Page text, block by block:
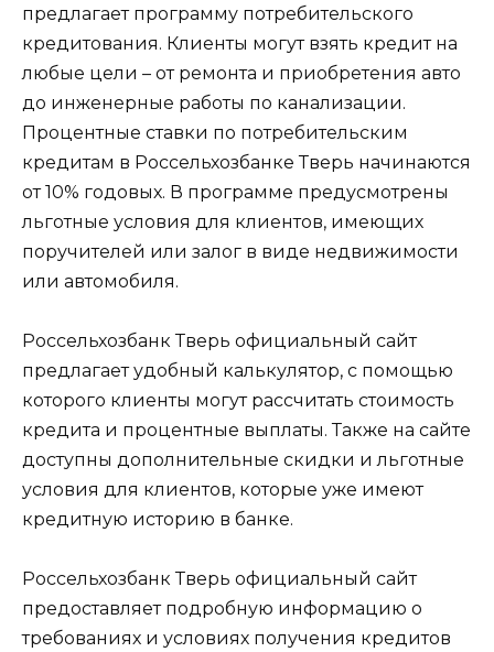
предлагает программу потребительского
кредитования. Клиенты могут взять кредит на
любые цели – от ремонта и приобретения авто
до инженерные работы по канализации.
Процентные ставки по потребительским
кредитам в Россельхозбанке Тверь начинаются
от 10% годовых. В программе предусмотрены
льготные условия для клиентов, имеющих
поручителей или залог в виде недвижимости
или автомобиля.
Россельхозбанк Тверь официальный сайт
предлагает удобный калькулятор, с помощью
которого клиенты могут рассчитать стоимость
кредита и процентные выплаты. Также на сайте
доступны дополнительные скидки и льготные
условия для клиентов, которые уже имеют
кредитную историю в банке.
Россельхозбанк Тверь официальный сайт
предоставляет подробную информацию о
требованиях и условиях получения кредитов